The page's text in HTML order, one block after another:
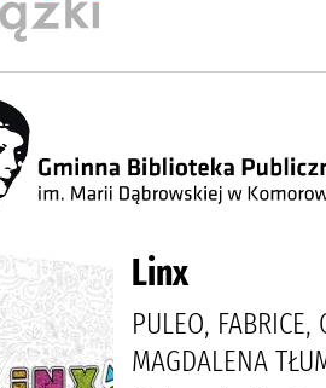
Linx
PULEO, FABRICE,
MAGDALENA